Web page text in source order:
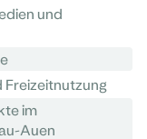
und
Freizeitnutzung
im
Auen